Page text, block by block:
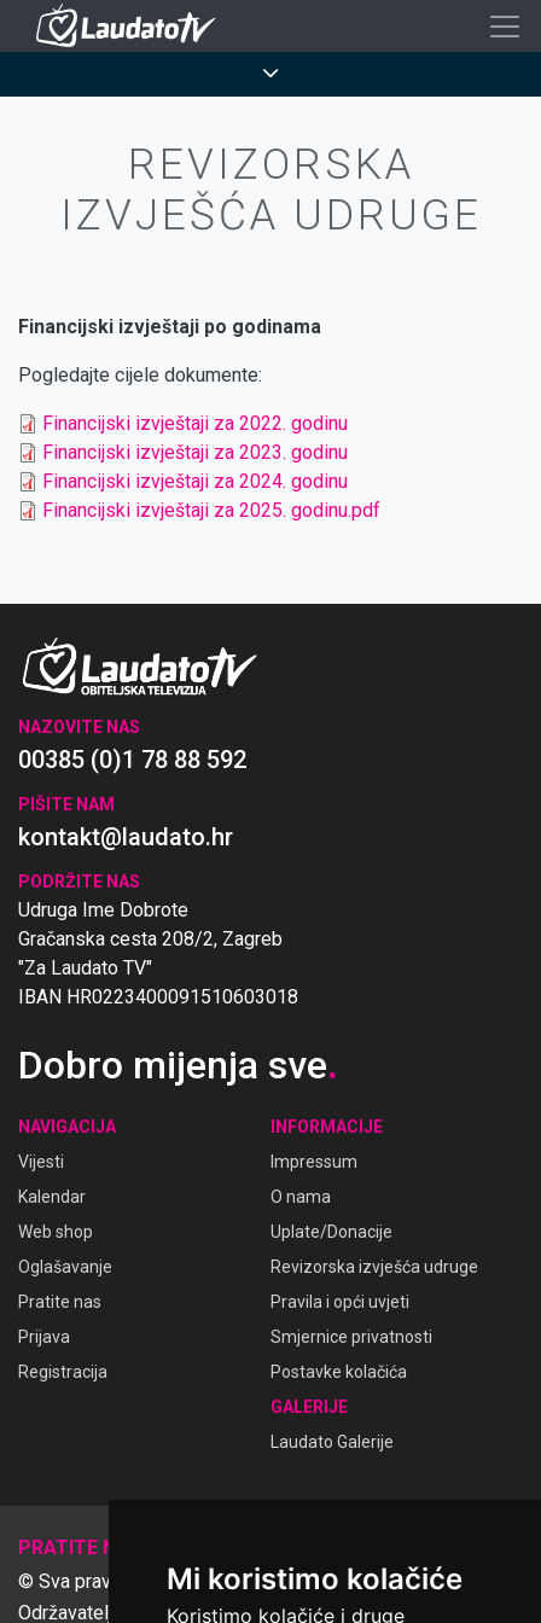
Mi koristimo kolačiće
Koristimo kolačiće i druge
Skoči
sadržaj
REVIZORSKA
IZVJEŠĆA UDRUGE
Financijski izvještaji po godinama
Pogledajte cijele dokumente:
Financijski izvještaji za 2022. godinu
Financijski izvještaji za 2023. godinu
Financijski izvještaji za 2024. godinu
Financijski izvještaji za 2025. godinu.pdf
NAZOVITE NAS
00385 (0)1 78 88 592
PIŠITE NAM
kontakt@laudato.hr
PODRŽITE NAS
Udruga Ime Dobrote
Gračanska cesta 208/2, Zagreb
"Za Laudato TV"
IBAN HR0223400091510603018
Dobro mijenja sve.
NAVIGACIJA
Vijesti
Kalendar
Web shop
Oglašavanje
Pratite nas
Prijava
Registracija
INFORMACIJE
Impressum
O nama
Uplate/Donacije
Revizorska izvješća udruge
Pravila i opći uvjeti
Smjernice privatnosti
Postavke kolačića
GALERIJE
Laudato Galerije
PRATITE NAS
© Sva prava pridržana Udruga Ime dobrote
Održavatelj Netcom d.o.o., Riva 6, Rijeka